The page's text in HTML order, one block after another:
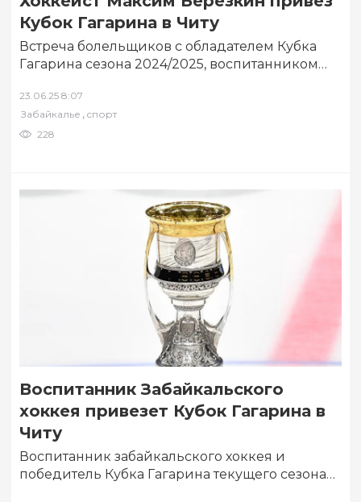
Кубок Гагарина в Читу
Встреча болельщиков с обладателем Кубка
Гагарина сезона 2024/2025, воспитанником
клуба «Локомотив» Максимом Берёзкиным
прошла в…
23.06.25 8:07
Забайкалье , спорт
228
Воспитанник Забайкальского
хоккея привезет Кубок Гагарина в
Читу
Воспитанник забайкальского хоккея и
победитель Кубка Гагарина текущего сезона